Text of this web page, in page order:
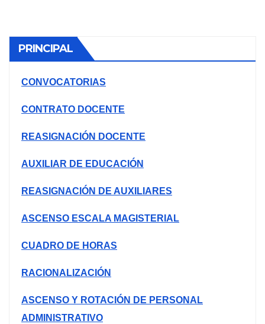
PRINCIPAL
CONVOCATORIAS
CONTRATO DOCENTE
REASIGNACIÓN DOCENTE
AUXILIAR DE EDUCACIÓN
REASIGNACIÓN DE AUXILIARES
ASCENSO ESCALA MAGISTERIAL
CUADRO DE HORAS
RACIONALIZACIÓN
ASCENSO Y ROTACIÓN DE PERSONAL
ADMINISTRATIVO